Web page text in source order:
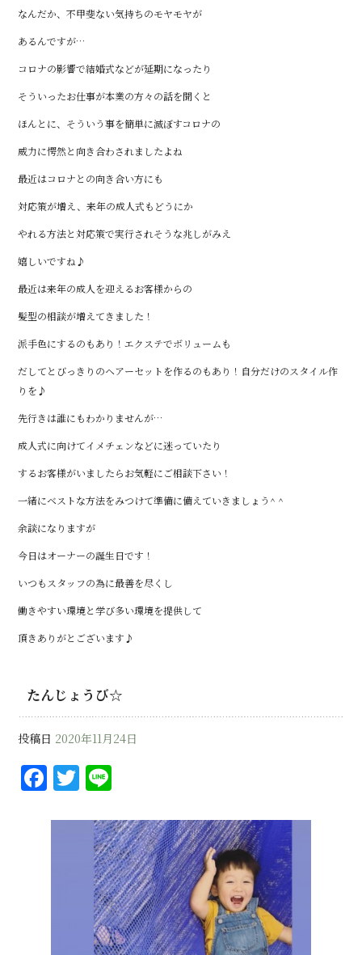
なんだか、不甲斐ない気持ちのモヤモヤが
あるんですが…
コロナの影響で結婚式などが延期になったり
そういったお仕事が本業の方々の話を聞くと
ほんとに、そういう事を簡単に滅ぼすコロナの
威力に愕然と向き合わされましたよね
最近はコロナとの向き合い方にも
対応策が増え、来年の成人式もどうにか
やれる方法と対応策で実行されそうな兆しがみえ
嬉しいですね♪
最近は来年の成人を迎えるお客様からの
髪型の相談が増えてきました！
派手色にするのもあり！エクステでボリュームも
だしてとびっきりのヘアーセットを作るのもあり！自分だけのスタイル作
りを♪
先行きは誰にもわかりませんが…
成人式に向けてイメチェンなどに迷っていたり
するお客様がいましたらお気軽にご相談下さい！
一緒にベストな方法をみつけて準備に備えていきましょう^ ^
余談になりますが
今日はオーナーの誕生日です！
いつもスタッフの為に最善を尽くし
働きやすい環境と学び多い環境を提供して
頂きありがとございます♪
たんじょうび☆
投稿日 2020年11月24日
F
a
c
T
w
it
te
e